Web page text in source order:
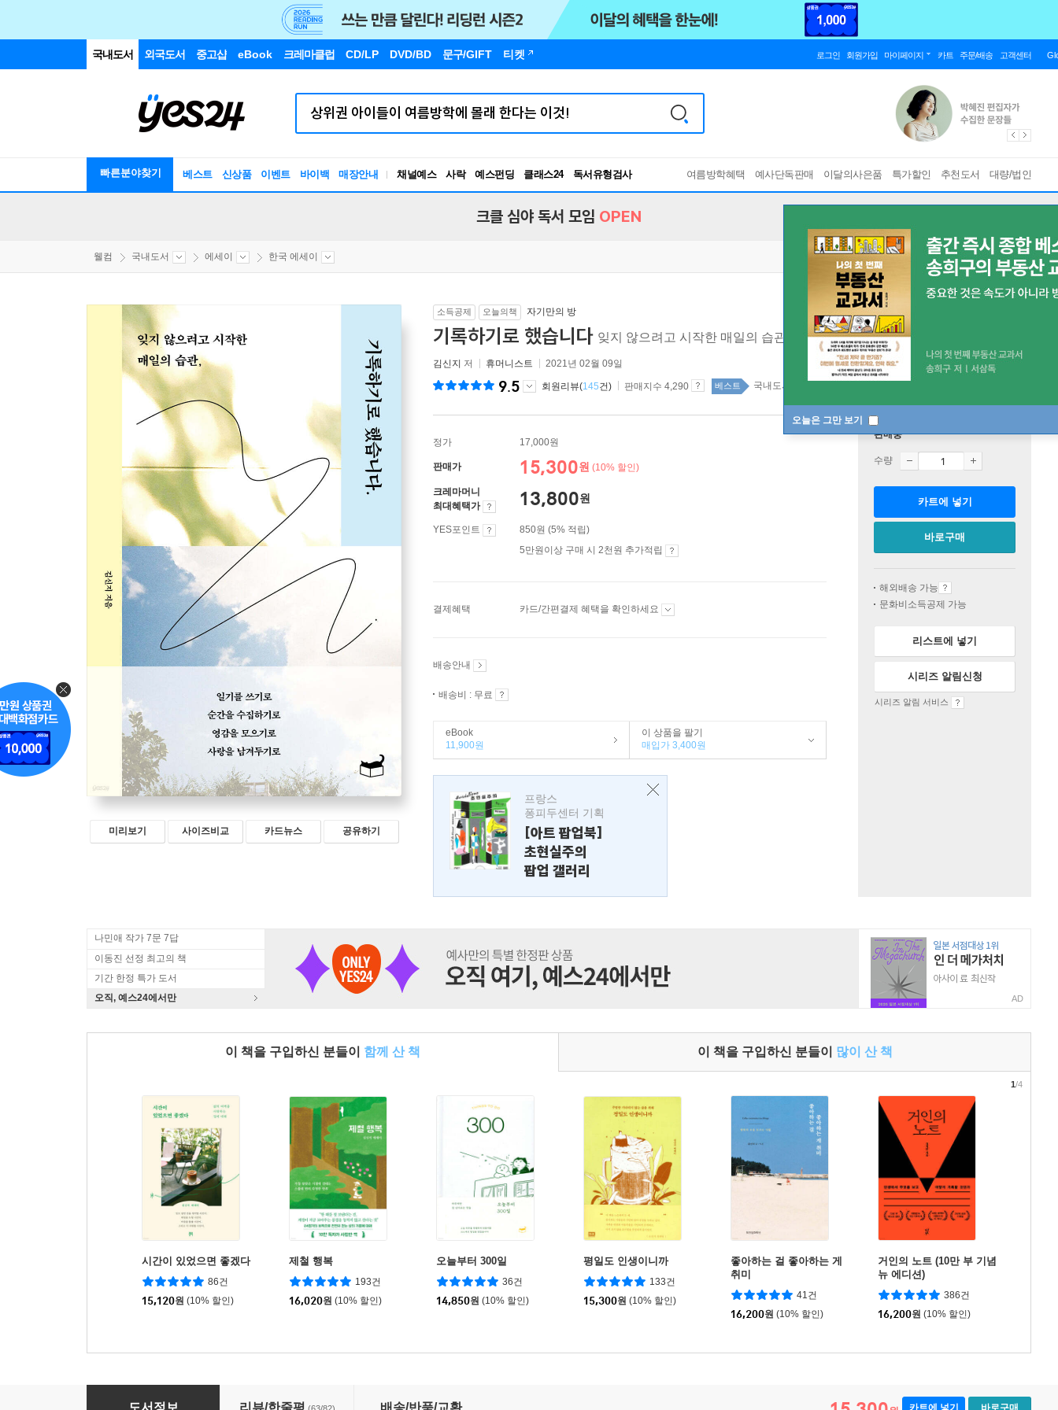
국내도서 외국도서 중고샵 eBook 크레마클럽 CD/LP DVD/BD 문구/GIFT 티켓 로그인 회원가입 마이페이지 카트 주문/배송 고객센터
빠른분야찾기 베스트 신상품 이벤트 바이백 매장안내 채널예스 사락 예스펀딩 클래스24
RBTI Lab
독서유형검사
여름방학혜택 예사단독판매 이달의사은품 특가할인 추천도서 대량/법인
오늘은 그만 보기
크클 심야 독서 모임 OPEN
웰컴 국내도서 에세이 한국 에세이
미리보기 사이즈비교 카드뉴스 공유하기
소득공제 오늘의책 자기만의 방
기록하기로 했습니다 잊지 않으려고 시작한 매일의 습관
김신지 저 휴머니스트 2021년 02월 09일
9.5 회원리뷰(145건) 판매지수 4,290 베스트 국내도서 top100 1주
정가 17,000원
판매가 15,300원 (10% 할인)
크레마머니
최대혜택가
13,800원
YES포인트
850원 (5% 적립)
5만원이상 구매 시 2천원 추가적립
결제혜택 카드/간편결제 혜택을 확인하세요
배송안내
배송비 : 무료
eBook
11,900원
이 상품을 팔기
매입가 3,400원
프랑스
퐁피두센터 기획
[아트 팝업북]
초현실주의
팝업 갤러리
판매중
수량
카트에 넣기
바로구매
해외배송 가능
문화비소득공제 가능
리스트에 넣기
시리즈 알림신청
시리즈 알림 서비스
나민애 작가 7문 7답
이동진 선정 최고의 책
기간 한정 특가 도서
오직, 예스24에서만
AD
이 책을 구입하신 분들이 함께 산 책 이 책을 구입하신 분들이 많이 산 책
시간이 있었으면 좋겠다
86건
15,120원 (10% 할인)
제철 행복
193건
16,020원 (10% 할인)
오늘부터 300일
36건
14,850원 (10% 할인)
평일도 인생이니까
133건
15,300원 (10% 할인)
좋아하는 걸 좋아하는 게
취미
41건
16,200원 (10% 할인)
거인의 노트 (10만 부 기념
뉴 에디션)
386건
16,200원 (10% 할인)
1/4
기록하기로 했습니다
도서정보 리뷰/한줄평 배송/반품/교환 카트에 넣기 바로구매